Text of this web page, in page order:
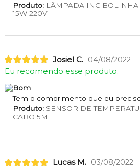
Produto:LÂMPADA INC BOLINHA
15W 220V
Josiel C. 04/08/2022
Eu recomendo esse produto.
Bom
Tem o comprimento que eu
Produto:SENSOR DE
CABO 5M
Lucas M. 03/08/2022